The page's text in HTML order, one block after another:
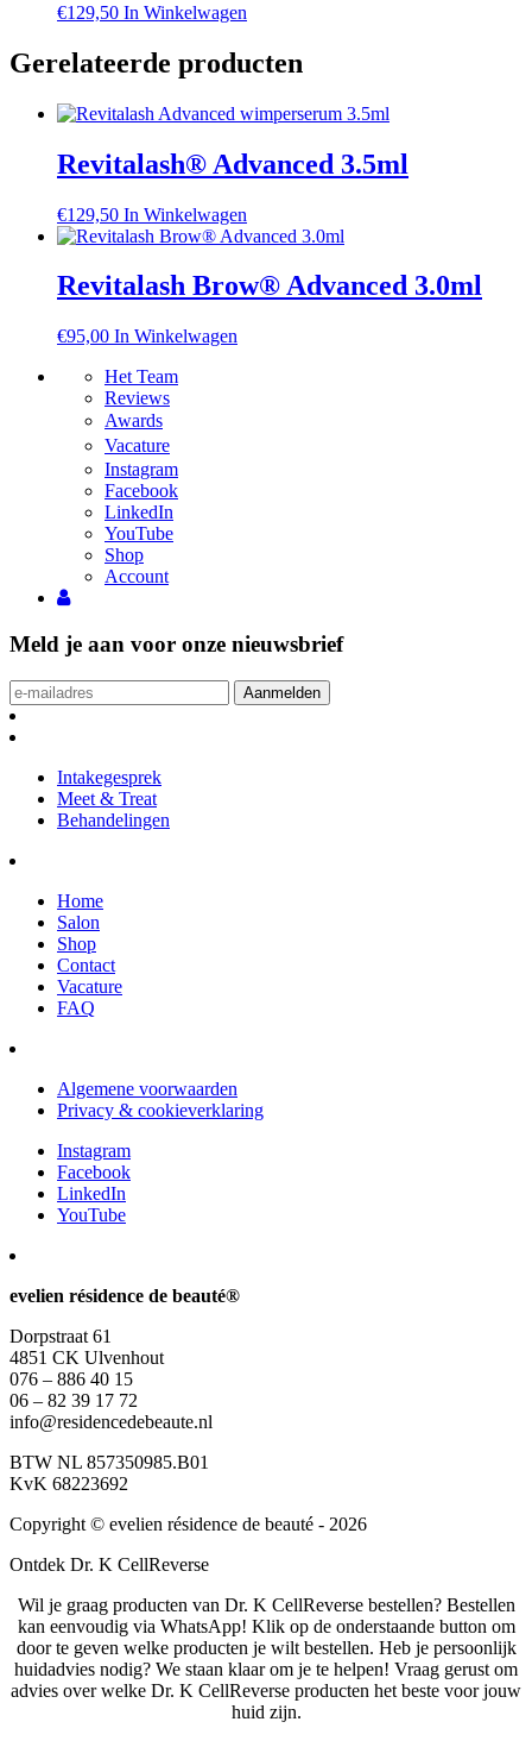
€129,50 In Winkelwagen
Gerelateerde producten
Revitalash® Advanced 3.5ml
€129,50 In Winkelwagen
Revitalash Brow® Advanced 3.0ml
€95,00 In Winkelwagen
Het Team
Reviews
Awardsㅤ
Vacatureㅤ
Instagram
Facebook
LinkedIn
YouTube
Shop
Account
Meld je aan voor onze nieuwsbrief
Intakegesprek
Meet & Treat
Behandelingen
Home
Salon
Shop
Contact
Vacature
FAQ
Algemene voorwaarden
Privacy & cookieverklaring
Instagram
Facebook
LinkedIn
YouTube
evelien résidence de beauté®
Dorpstraat 61
4851 CK Ulvenhout
076 – 886 40 15
06 – 82 39 17 72
info@residencedebeaute.nl
BTW NL 857350985.B01
KvK 68223692
Copyright © evelien résidence de beauté - 2026
Ontdek Dr. K CellReverse
Wil je graag producten van Dr. K CellReverse bestellen? Bestellen
kan eenvoudig via WhatsApp! Klik op de onderstaande button om
door te geven welke producten je wilt bestellen. Heb je persoonlijk
huidadvies nodig? We staan klaar om je te helpen! Vraag gerust om
advies over welke Dr. K CellReverse producten het beste voor jouw
huid zijn.